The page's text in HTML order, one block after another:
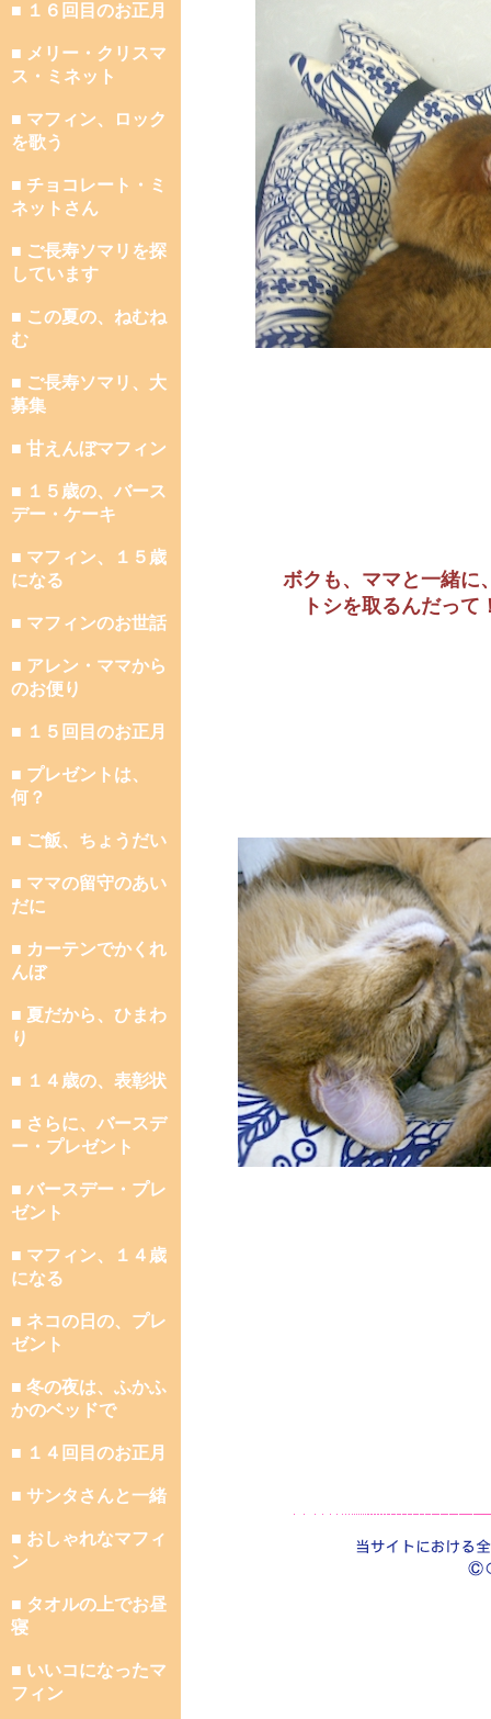
■ １６回目のお正月
■ メリー・クリスマ
ス・ミネット
■ マフィン、ロック
を歌う
■ チョコレート・ミ
ネットさん
■ ご長寿ソマリを探
しています
■ この夏の、ねむね
む
■ ご長寿ソマリ、大
募集
■ 甘えんぼマフィン
■ １５歳の、バース
デー・ケーキ
■ マフィン、１５歳
になる
■ マフィンのお世話
■ アレン・ママから
のお便り
■ １５回目のお正月
■ プレゼントは、
何？
■ ご飯、ちょうだい
■ ママの留守のあい
だに
■ カーテンでかくれ
んぼ
■ 夏だから、ひまわ
り
■ １４歳の、表彰状
■ さらに、バースデ
ー・プレゼント
■ バースデー・プレ
ゼント
■ マフィン、１４歳
になる
■ ネコの日の、プレ
ゼント
■ 冬の夜は、ふかふ
かのベッドで
■ １４回目のお正月
■ サンタさんと一緒
■ おしゃれなマフィ
ン
■ タオルの上でお昼
寝
■ いいコになったマ
フィン
ボクも、ママと一緒に
トシを取るんだって